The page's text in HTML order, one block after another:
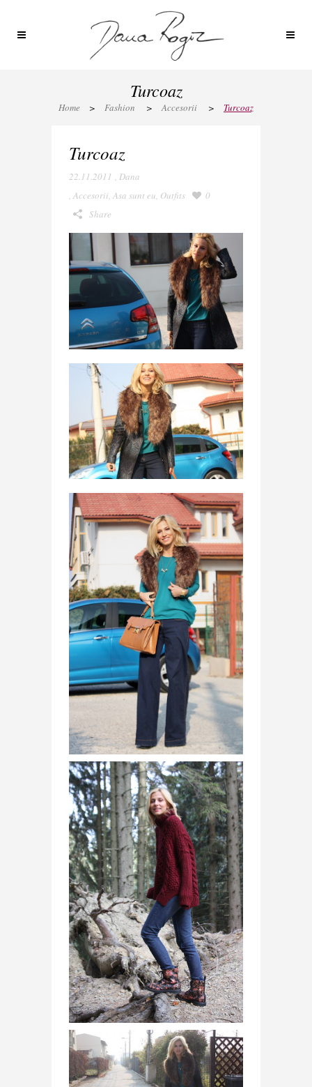
Turcoaz
Home > Fashion > Accesorii > Turcoaz
Turcoaz
22.11.2011 , Dana
, Accesorii, Asa sunt eu, Outfits
0
Share